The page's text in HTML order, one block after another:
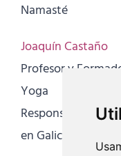
Namasté
Joaquín Castaño
Profesor y
Yoga
Responsable de la
en Galicia y Baleares